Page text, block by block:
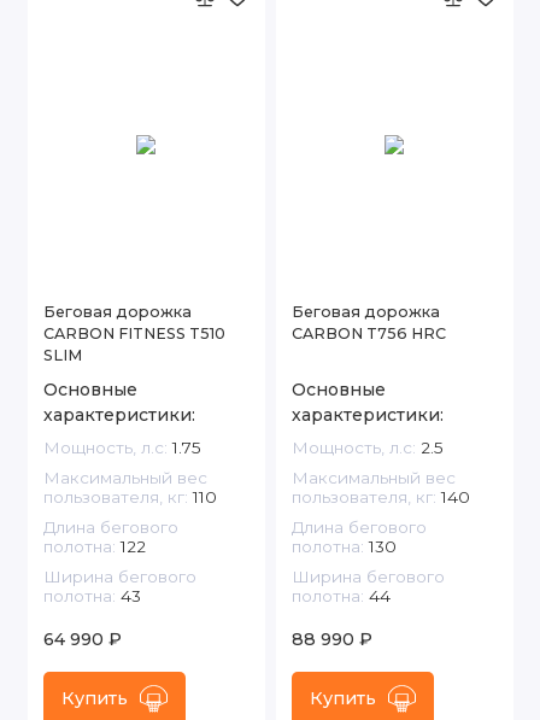
Беговая дорожка
CARBON FITNESS T510
SLIM
Основные
характеристики:
Мощность, л.с: 1.75
Максимальный вес
пользователя, кг: 110
Длина бегового
полотна: 122
Ширина бегового
полотна: 43
64 990 ₽
Купить
Беговая дорожка
CARBON T756 HRC
Основные
характеристики:
Мощность, л.с: 2.5
Максимальный вес
пользователя, кг: 140
Длина бегового
полотна: 130
Ширина бегового
полотна: 44
88 990 ₽
Купить